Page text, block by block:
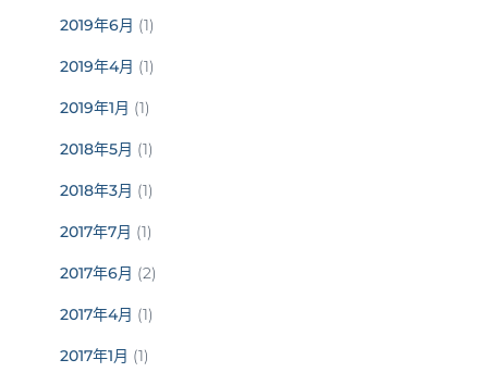
2019年6月 (1)
2019年4月 (1)
2019年1月 (1)
2018年5月 (1)
2018年3月 (1)
2017年7月 (1)
2017年6月 (2)
2017年4月 (1)
2017年1月 (1)